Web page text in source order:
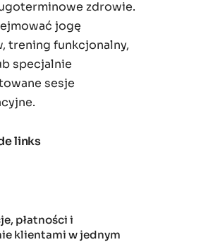
zdrowie.
jogę
trening funkcjonalny,
specjalnie
sesje
links
płatności i
klientami w jednym